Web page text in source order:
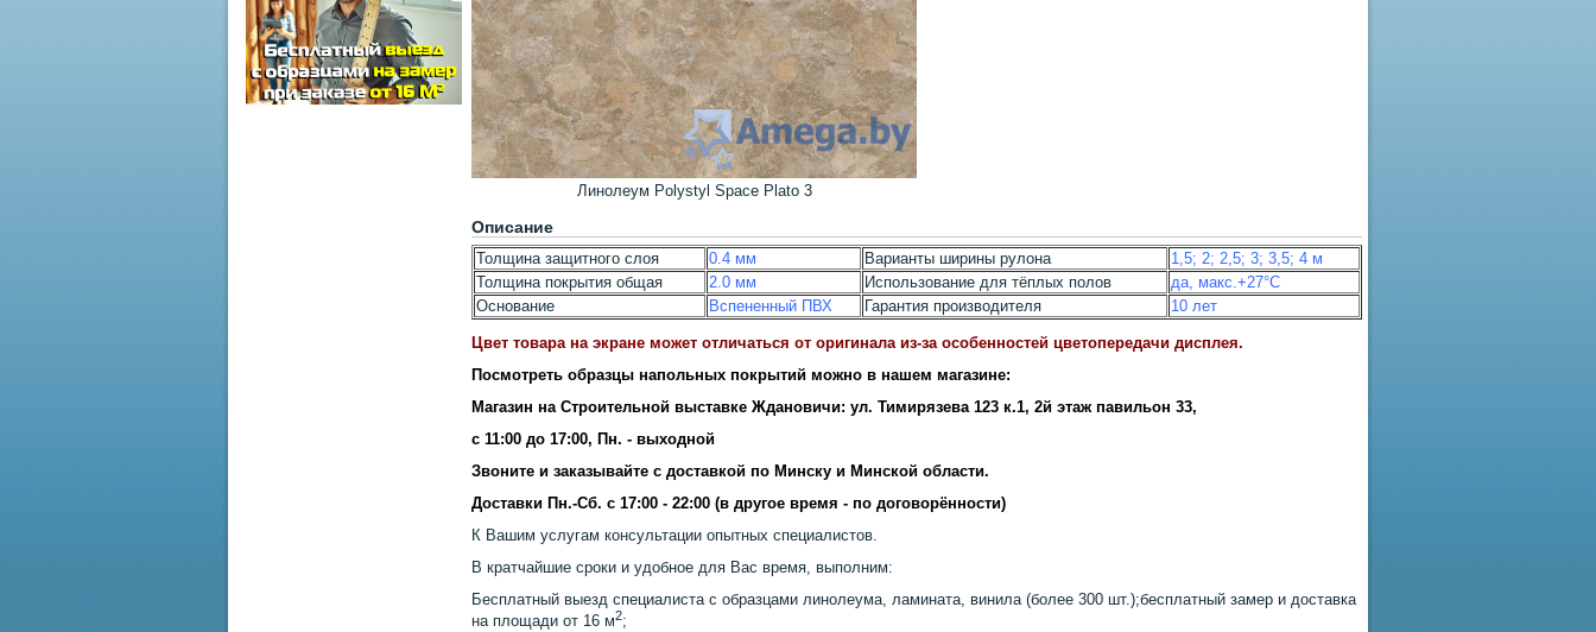
Линолеум Polystyl Space Plato 3
Описание
Толщина защитного слоя 0.4 мм Варианты ширины рулона
1,5; 2; 2,5; 3; 3,5; 4 м
Толщина покрытия общая
2.0 мм Использование для тёплых полов
да, макс.+27°С
Основание
Вспененный ПВХ Гарантия производителя 10 лет
Цвет товара на экране может отличаться от оригинала из-за особенностей цветопередачи дисплея.
Посмотреть образцы напольных покрытий можно в нашем магазине:
Магазин на Строительной выставке Ждановичи: ул. Тимирязева 123 к.1, 2й этаж павильон 33,
с 11:00 до 17:00, Пн. - выходной
Звоните и заказывайте с доставкой по Минску и Минской области.
Доставки Пн.-Сб. с 17:00 - 22:00 (в другое время - по договорённости)
К Вашим услугам консультации опытных специалистов.
В кратчайшие сроки и удобное для Вас время, выполним:
Бесплатный выезд специалиста с образцами линолеума, ламината, винила (более 300 шт.);бесплатный замер и доставка
на площади от 16 м2;